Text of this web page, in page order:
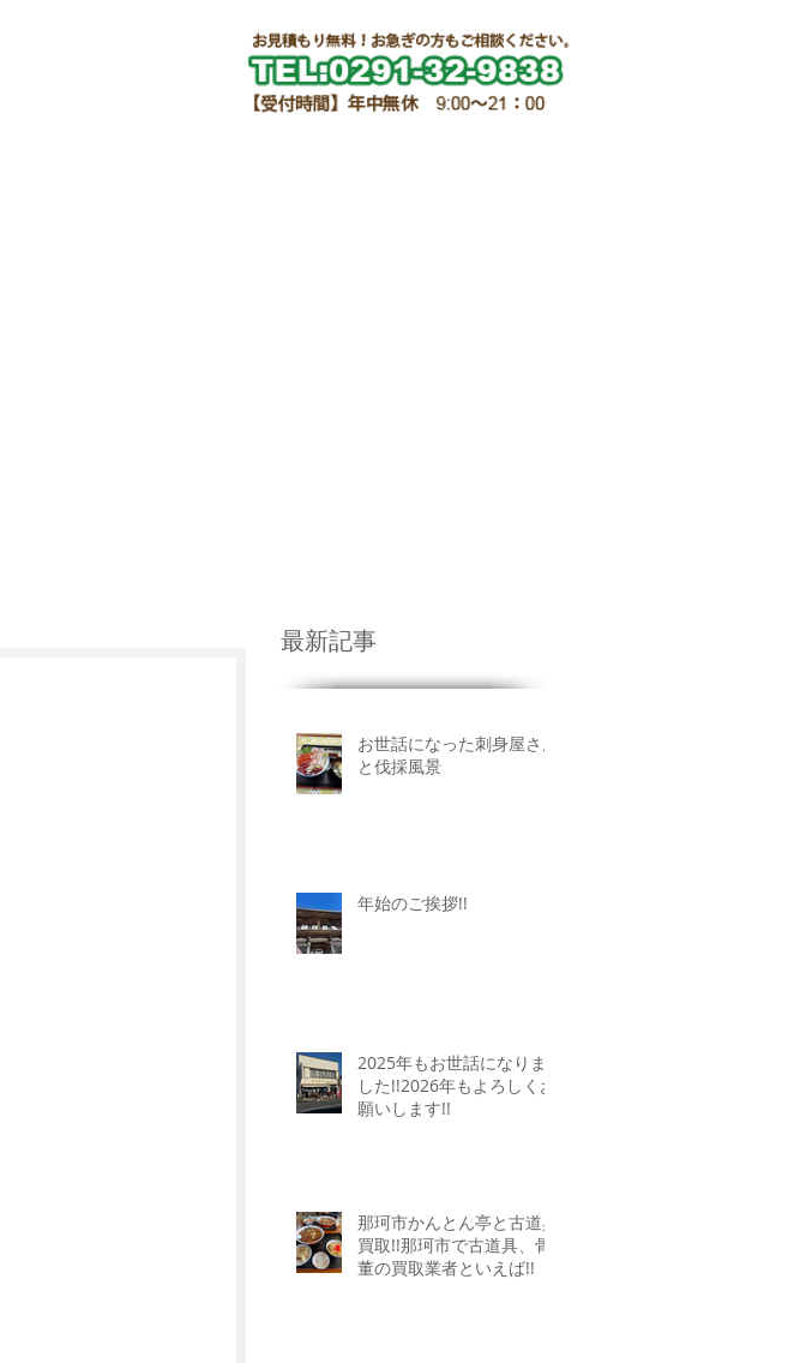
最新記事
お世話になった刺身屋さん
と伐採風景
年始のご挨拶!!
2025年もお世話になりま
した!!2026年もよろしくお
願いします!!
那珂市かんとん亭と古道具
買取!!那珂市で古道具、骨
董の買取業者といえば!!